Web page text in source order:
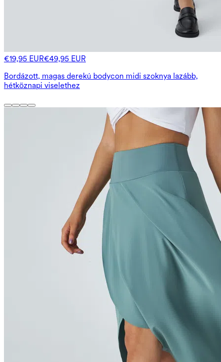
€19,95 EUR€49,95 EUR
Bordázott, magas derekú bodycon midi szoknya lazább,
hétköznapi viselethez